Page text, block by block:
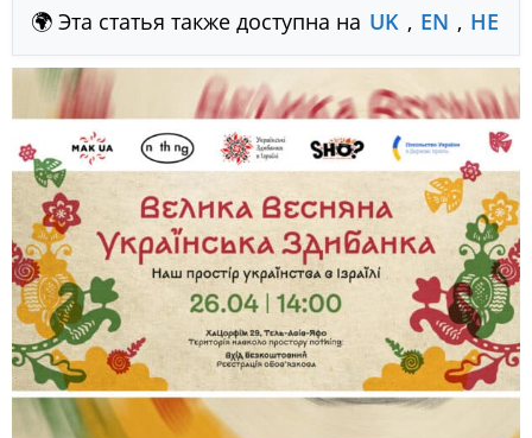
🌍 Эта статья также доступна на UK , EN , HE